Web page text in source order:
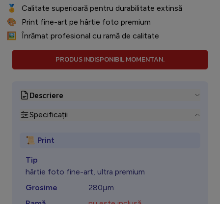
🏅
️ Calitate superioară pentru durabilitate extinsă
🎨
️ Print fine-art pe hârtie foto premium
🖼️
️ Înrămat profesional cu ramă de calitate
PRODUS INDISPONIBIL MOMENTAN.
Descriere
Specificații
📜 Print
Tip
hârtie foto fine-art, ultra premium
Grosime
280μm